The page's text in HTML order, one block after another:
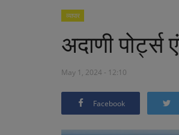
व्यापार
अदाणी
May 1, 2024 - 12:10
Facebook